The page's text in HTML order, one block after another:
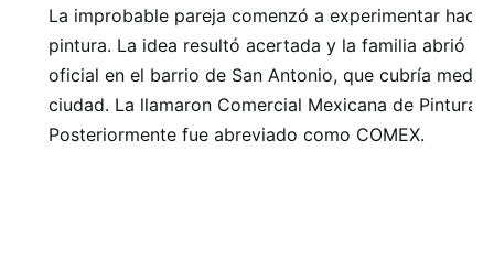
La improbable pareja comenzó a experimentar
pintura. La idea resultó acertada y la familia abrió la
oficial en el barrio de San Antonio, que cubría media
ciudad. La llamaron Comercial Mexicana de Pinturas.
Posteriormente fue abreviado como COMEX.